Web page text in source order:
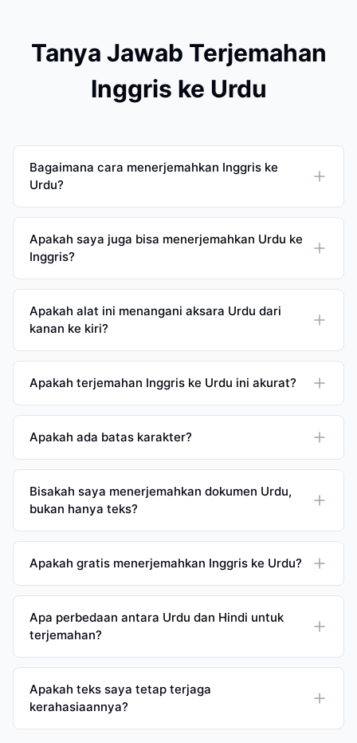
Tanya Jawab Terjemahan
Inggris ke Urdu
Bagaimana cara menerjemahkan Inggris ke
Urdu?
Apakah saya juga bisa menerjemahkan Urdu ke
Inggris?
Apakah alat ini menangani aksara Urdu dari
kanan ke kiri?
Apakah terjemahan Inggris ke Urdu ini akurat?
Apakah ada batas karakter?
Bisakah saya menerjemahkan dokumen Urdu,
bukan hanya teks?
Apakah gratis menerjemahkan Inggris ke Urdu?
Apa perbedaan antara Urdu dan Hindi untuk
terjemahan?
Apakah teks saya tetap terjaga
kerahasiaannya?